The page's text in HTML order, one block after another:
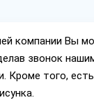
компании Вы
звонок
Кроме того,